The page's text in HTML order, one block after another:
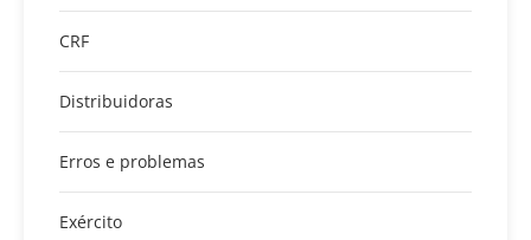
CRF
Distribuidoras
Erros e problemas
Exército